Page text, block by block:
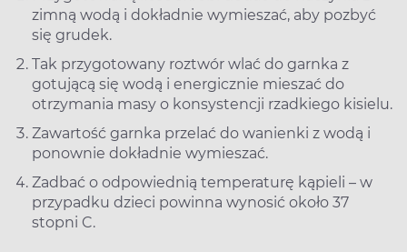
zimną wodą i dokładnie wymieszać, aby pozbyć
się grudek.
Tak przygotowany roztwór wlać do garnka z
gotującą się wodą i energicznie mieszać do
otrzymania masy o konsystencji rzadkiego kisielu.
Zawartość garnka przelać do wanienki z wodą i
ponownie dokładnie wymieszać.
Zadbać o odpowiednią temperaturę kąpieli – w
przypadku dzieci powinna wynosić około 37
stopni C.